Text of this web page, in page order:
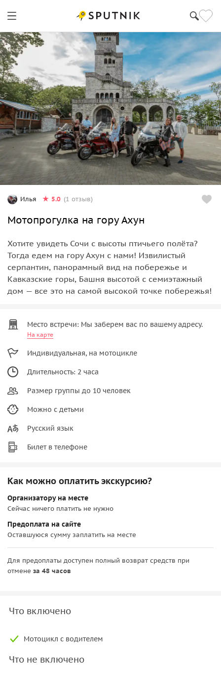
Илья 5.0 (1 отзыв)
Мотопрогулка на гору Ахун
Хотите увидеть Сочи с высоты птичьего полёта?
Тогда едем на гору Ахун с нами! Извилистый
серпантин, панорамный вид на побережье и
Кавказские горы, Башня высотой с семиэтажный
дом — все это на самой высокой точке побережья!
Место встречи: Мы заберем вас по вашему адресу.
На карте
Индивидуальная, на мотоцикле
Длительность: 2 часа
Размер группы до 10 человек
Можно с детьми
Русский язык
Билет в телефоне
Как можно оплатить экскурсию?
Организатору на месте
Сейчас ничего платить не нужно
Предоплата на сайте
Оставшуюся сумму заплатить на месте
Для предоплаты доступен полный возврат средств при
отмене за 48 часов
Что включено
Мотоцикл с водителем
Что не включено